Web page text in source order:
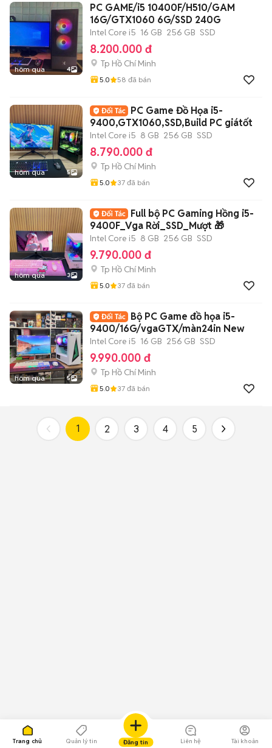
Trang chủ Quản lý tin Đăng tin Liên hệ Tài khoản
hôm qua 4
PC GAME/i5 10400F/H510/GAM
16G/GTX1060 6G/SSD 240G
Intel Core i5 16 GB 256 GB SSD
8.200.000 đ
Tp Hồ Chí Minh
5.0 58 đã bán
hôm qua 5
PC Game Đồ Họa i5-
9400,GTX1060,SSD,Build PC giátốt
Intel Core i5 8 GB 256 GB SSD
8.790.000 đ
Tp Hồ Chí Minh
5.0 37 đã bán
hôm qua 3
Full bộ PC Gaming Hồng i5-
9400F_Vga Rời_SSD_Mượt 🎁
Intel Core i5 8 GB 256 GB SSD
9.790.000 đ
Tp Hồ Chí Minh
5.0 37 đã bán
hôm qua 5
Bộ PC Game đồ họa i5-
9400/16G/vgaGTX/màn24in New
Intel Core i5 16 GB 256 GB SSD
9.990.000 đ
Tp Hồ Chí Minh
5.0 37 đã bán
1 2 3 4 5